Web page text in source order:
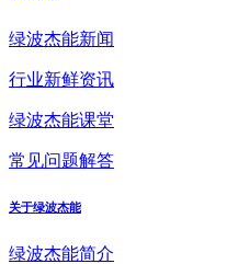
绿波杰能新闻
行业新鲜资讯
绿波杰能课堂
常见问题解答
关于绿波杰能
绿波杰能简介